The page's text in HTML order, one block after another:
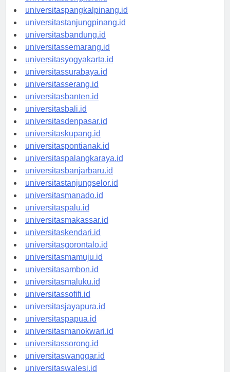
universitasbengkulu.id
universitaspangkalpinang.id
universitastanjungpinang.id
universitasbandung.id
universitassemarang.id
universitasyogyakarta.id
universitassurabaya.id
universitasserang.id
universitasbanten.id
universitasbali.id
universitasdenpasar.id
universitaskupang.id
universitaspontianak.id
universitaspalangkaraya.id
universitasbanjarbaru.id
universitastanjungselor.id
universitasmanado.id
universitaspalu.id
universitasmakassar.id
universitaskendari.id
universitasgorontalo.id
universitasmamuju.id
universitasambon.id
universitasmaluku.id
universitassofifi.id
universitasjayapura.id
universitaspapua.id
universitasmanokwari.id
universitassorong.id
universitaswanggar.id